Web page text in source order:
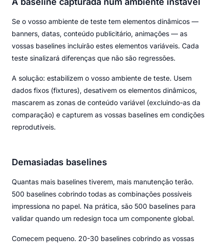
Se o vosso ambiente de teste tem elementos dinâmicos —
banners, datas, conteúdo publicitário, animações — as
vossas baselines incluirão estes elementos variáveis. Cada
teste sinalizará diferenças que não são regressões.
A solução: estabilizem o vosso ambiente de teste. Usem
dados fixos (fixtures), desativem os elementos dinâmicos,
mascarem as zonas de conteúdo variável (excluindo-as da
comparação) e capturem as vossas baselines em condições
reprodutíveis.
Demasiadas baselines
Quantas mais baselines tiverem, mais manutenção terão.
500 baselines cobrindo todas as combinações possíveis
impressiona no papel. Na prática, são 500 baselines para
validar quando um redesign toca um componente global.
Comecem pequeno. 20-30 baselines cobrindo as vossas